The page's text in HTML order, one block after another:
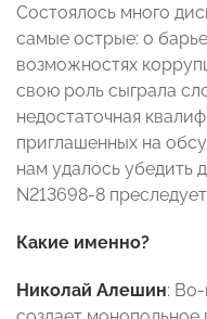
Состоялось много
самые острые: о
возможностях
свою роль сыграла
недостаточная
приглашенных на
нам удалось убедить
N213698-8
Какие именно?
Николай Алешин: